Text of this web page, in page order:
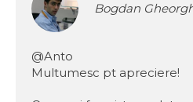
Bogdan
@Anto
Multumesc pt apreciere!